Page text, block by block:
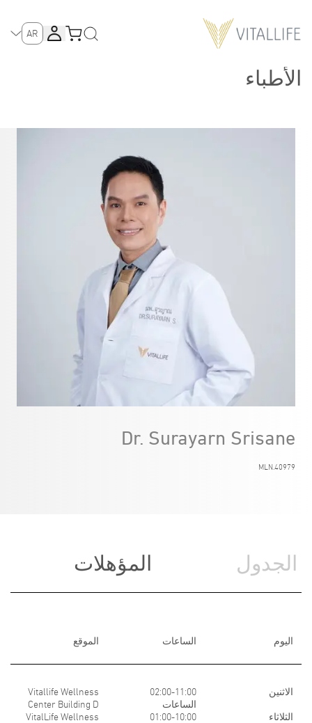
AR
الأطباء
Dr. Surayarn Srisane
MLN.40979
الجدول المؤهلات
اليوم الساعات الموقع
الاثنين
02:00-11:00
الساعات
Vitallife Wellness
Center Building D
الثلاثاء
01:00-10:00
VitalLife Wellness